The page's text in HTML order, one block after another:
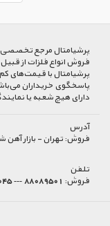
پرشیا‌متال مرجع تخصصی
فروش انواع فلزات از
پرشیامتال با قیمت‌های
پاسخگوی خریداران
دارای هیچ شعبه یا
آدرس
فروش:تهران - بازار آهن
تلفن
فروش: 88089501 --- 09121239045